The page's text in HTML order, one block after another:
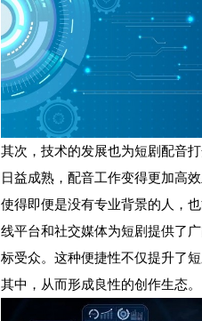
其次，技术的发展也为短剧配音
日益成熟，配音工作变得更加高
使得即便是没有专业背景的人，
线平台和社交媒体为短剧提供了
标受众。这种便捷性不仅提升了
其中，从而形成良性的创作生态。